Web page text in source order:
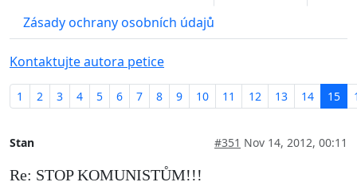
Zásady ochrany osobních údajů
Kontaktujte autora petice
1 2 3 4 5 6 7 8 9 10 11 12 13 14 15
Stan #351 Nov 14, 2012, 00:11
Re: STOP KOMUNISTŮM!!!